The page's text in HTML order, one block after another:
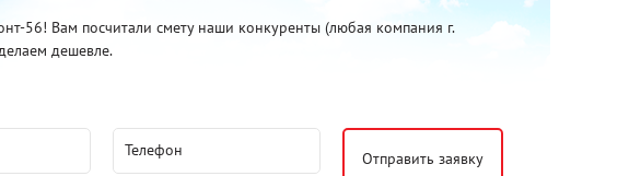
56! Вам посчитали смету наши конкуренты (любая компания г.
дешевле.